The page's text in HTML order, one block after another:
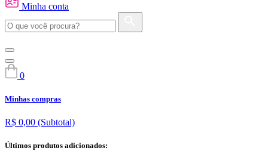
Minha conta
0
Minhas compras
R$ 0,00 (Subtotal)
Últimos produtos adicionados: